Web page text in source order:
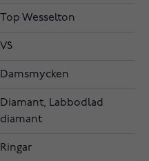
Top Wesselton
VS
Damsmycken
Diamant, Labbodlad
diamant
Ringar